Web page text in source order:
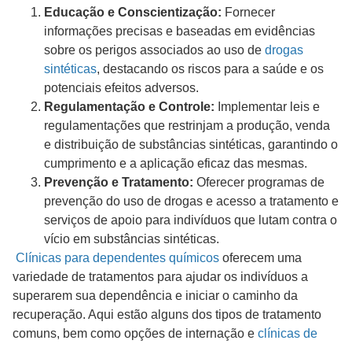
Educação e Conscientização: Fornecer
informações precisas e baseadas em evidências
sobre os perigos associados ao uso de drogas
sintéticas, destacando os riscos para a saúde e os
potenciais efeitos adversos.
Regulamentação e Controle: Implementar leis e
regulamentações que restrinjam a produção, venda
e distribuição de substâncias sintéticas, garantindo o
cumprimento e a aplicação eficaz das mesmas.
Prevenção e Tratamento: Oferecer programas de
prevenção do uso de drogas e acesso a tratamento e
serviços de apoio para indivíduos que lutam contra o
vício em substâncias sintéticas.
Clínicas para dependentes químicos oferecem uma
variedade de tratamentos para ajudar os indivíduos a
superarem sua dependência e iniciar o caminho da
recuperação. Aqui estão alguns dos tipos de tratamento
comuns, bem como opções de internação e clínicas de